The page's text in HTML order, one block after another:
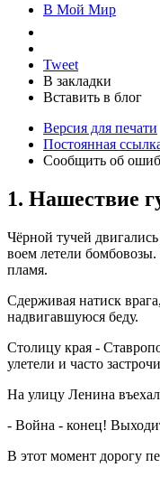
В Мой Мир
Tweet
В закладки
Вставить в блог
Версия для печати
Постоянная
Сообщить об
1. Нашествие
Чёрной тучей
воем летели
пламя.
Сдерживая натиск
надвигавшуюся беду.
Столицу края -
улетели и часто
На улицу Ленина
- Война - конец!
В этот момент дорогу